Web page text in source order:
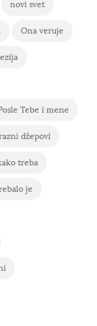
novi svet
Ona veruje
Tebe i mene
džepovi
treba
je